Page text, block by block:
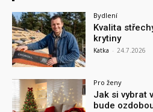
Bydlení
Kvalita
krytiny
Katka - 24.7.2026
Pro ženy
Jak si vybrat
bude